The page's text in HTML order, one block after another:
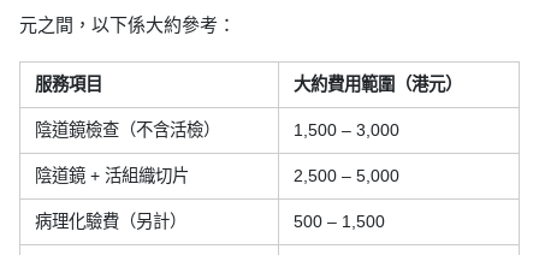
元之間，以下係大約參考：
服務項目 大約費用範圍（港元）
陰道鏡檢查（不含活檢） 1,500 – 3,000
陰道鏡 + 活組織切片 2,500 – 5,000
病理化驗費（另計） 500 – 1,500